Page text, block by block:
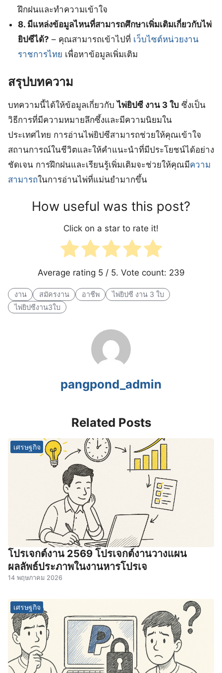
ฝึกฝนและทำความเข้าใจ
8. มีแหล่งข้อมูลไหนที่สามารถศึกษาเพิ่มเติมเกี่ยวกับไพ่
ยิปซีได้? – คุณสามารถเข้าไปที่ เว็บไซต์หน่วยงาน
ราชการไทย เพื่อหาข้อมูลเพิ่มเติม
สรุปบทความ
บทความนี้ได้ให้ข้อมูลเกี่ยวกับไพ่ยิปซี งาน 3 ใบ ซึ่งเป็น
วิธีการที่มีความหมายลึกซึ้งและมีความนิยมใน
ประเทศไทย การอ่านไพ่ยิปซีสามารถช่วยให้คุณเข้าใจ
สถานการณ์ในชีวิตและให้คำแนะนำที่มีประโยชน์ได้อย่าง
ชัดเจน การฝึกฝนและเรียนรู้เพิ่มเติมจะช่วยให้คุณมีความ
สามารถในการอ่านไพ่ที่แม่นยำมากขึ้น
How useful was this post?
Click on a star to rate it!
Average rating 5/ 5. Vote count: 239
งาน สมัครงาน อาชีพ
ไพ่ยิปซี งาน 3 ใบ
ไพ่ยิปซีงาน3ใบ
pangpond_admin
Related Posts
เศรษฐกิจ
โปรเจกต์งาน 2569 โปรเจกต์งานวางแผน
ผลลัพธ์ประภาพในงานหารโปรเจ
14 พฤษภาคม 2026
เศรษฐกิจ